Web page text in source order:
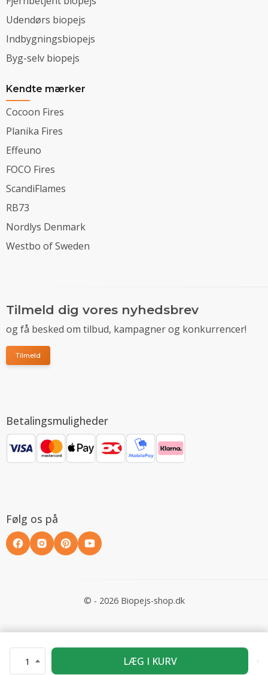
1 LÆG I KURV
Udendørs biopejs
Indbygningsbiopejs
Byg-selv biopejs
Kendte mærker
Cocoon Fires
Planika Fires
Effeuno
FOCO Fires
ScandiFlames
RB73
Nordlys Denmark
Westbo of Sweden
Tilmeld dig vores nyhedsbrev
og få besked om tilbud, kampagner og konkurrencer!
Tilmeld
Betalingsmuligheder
Følg os på
© - 2026 Biopejs-shop.dk